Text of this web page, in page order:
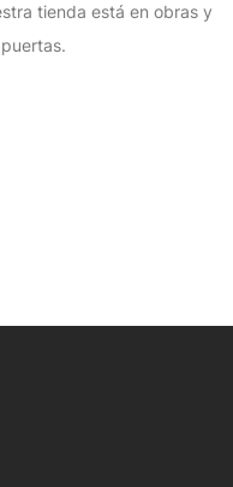
tienda está en obras y